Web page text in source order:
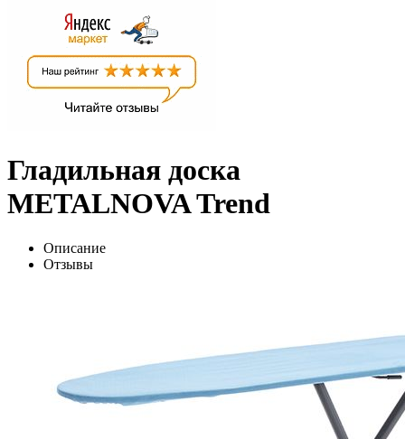
Гладильная доска
METALNOVA Trend
Описание
Отзывы